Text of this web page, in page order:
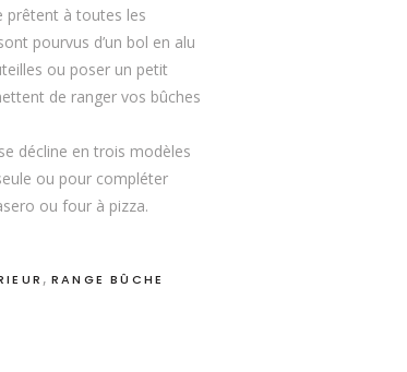
prêtent à toutes les
pourvus d’un bol en alu
ou poser un petit
de ranger vos bûches
décline en trois modèles
ou pour compléter
ou four à pizza.
, RANGE BÛCHE